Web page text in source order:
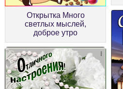
Открытка Много
светлых мыслей,
доброе утро